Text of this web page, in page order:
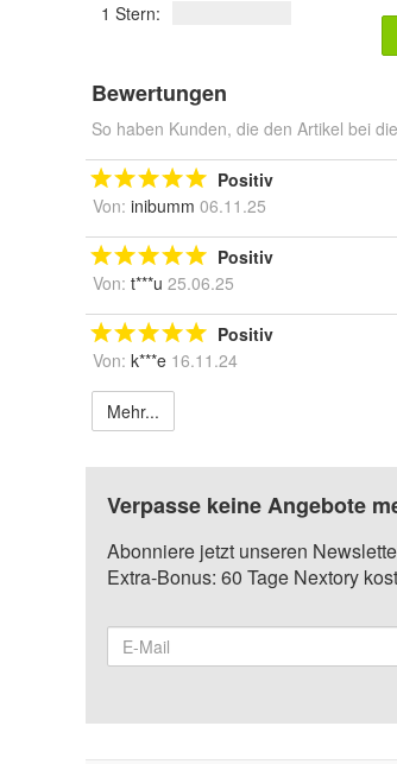
1 Stern:
Bewertungen
So haben Kunden, die den Artikel bei
Positiv
Von: inibumm 06.11.25
Positiv
Von: t***u 25.06.25
Positiv
Von: k***e 16.11.24
Mehr...
Verpasse keine Angebote
Abonniere jetzt unseren
Extra-Bonus: 60 Tage Nextory